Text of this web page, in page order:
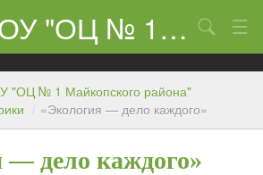
Сайт МБОУ "ОЦ № 1 Майкопского района"
учреждении
Поиск
"ОЦ № 1 Майкопского района"
/ «Экология — дело каждого»
— дело каждого»